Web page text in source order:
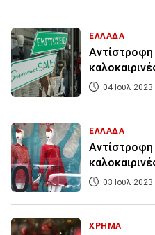
ΕΛΛΑΔΑ
Αντίστροφη
04 Ιουλ 2023
ΕΛΛΑΔΑ
Αντίστροφη
03 Ιουλ
ΧΡΗΜΑ